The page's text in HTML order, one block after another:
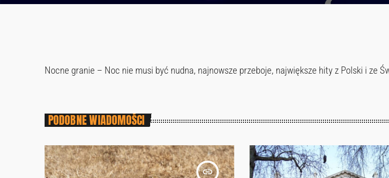
Nocne granie – Noc nie musi być nudna, najnowsze przeboje, największe hity z Polski i ze
PODOBNE WIADOMOŚCI
insert_link